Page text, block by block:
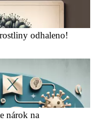
odhaleno!
nárok na